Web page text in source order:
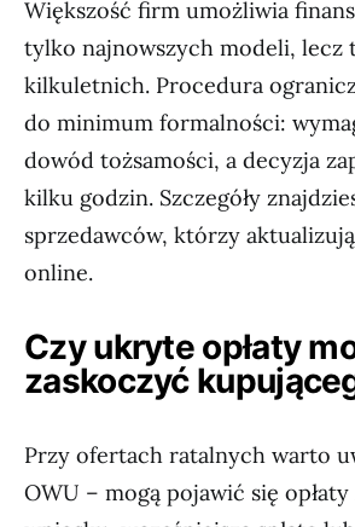
Większość firm umożliwia
tylko najnowszych modeli, lecz
kilkuletnich. Procedura
do minimum formalności:
dowód tożsamości, a decyzja
kilku godzin. Szczegóły
sprzedawców, którzy
online.
Czy ukryte opłaty
zaskoczyć
Przy ofertach ratalnych warto
OWU – mogą pojawić się opłaty